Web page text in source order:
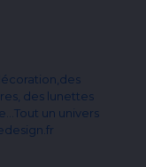
des lunettes
un univers